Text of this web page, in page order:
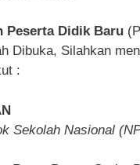
Peserta Didik Baru
Dibuka, Silahkan
:
Sekolah Nasional